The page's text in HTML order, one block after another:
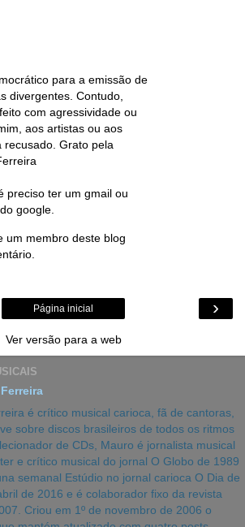
para a emissão de
divergentes. Contudo,
com agressividade ou
aos artistas ou aos
recusado. Grato pela
preciso ter um gmail ou
google.
um membro deste blog
›
Página inicial
Ver versão para a web
é crítico musical carioca, fã de cantoras,
sobre discos brasileiros de todos os ritmos
de CDs, Mauro é jornalista musical
e crítico musical do jornal O Globo de 1989
semanal Estúdio no jornal carioca O Dia de
de 2016 e é colaborador fixo da revista
Criou em 1º de novembro de 2006 o